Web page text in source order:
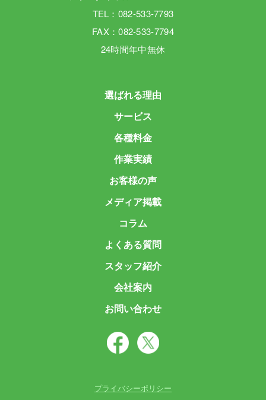
TEL：082-533-7793
FAX：082-533-7794
24時間年中無休
選ばれる理由
サービス
各種料金
作業実績
お客様の声
メディア掲載
コラム
よくある質問
スタッフ紹介
会社案内
お問い合わせ
プライバシーポリシー